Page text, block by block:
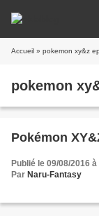
Accueil » pokemon xy&z
pokemon
Pokémon
Publié le 09/08/2016
Par Naru-Fantasy